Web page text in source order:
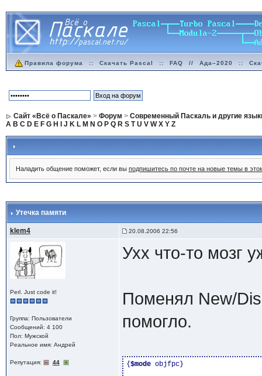
Правила форума :: Скачать Pascal :: FAQ // Ада–2020 ::
Сайт «Всё о Паскале» > Форум > Современный Паскаль и другие
A B C D E F G H J K L M N O P Q R S T U V W X Y Z
Наладить общение поможет, если вы подпишитесь по почте на новые темы в
Утечка памяти
klem4 20.08.2006 22:56
Perl. Just code it!
Группа: Пользователи
Сообщений: 4 100
Пол: Мужской
Реальное имя: Андрей
Репутация: 44
Ухх что-то мозг
Поменял New/
помогло.
{ $mode objfpc}